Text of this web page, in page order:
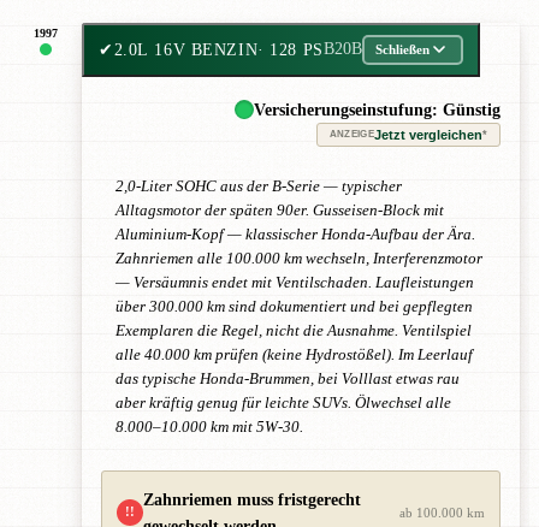
1997
✔ 2.0L 16V BENZIN· 128 PSB20B Schließen
Versicherungseinstufung: Günstig
ANZEIGEJetzt vergleichen*
2,0-Liter SOHC aus der B-Serie — typischer
Alltagsmotor der späten 90er. Gusseisen-Block mit
Aluminium-Kopf — klassischer Honda-Aufbau der Ära.
Zahnriemen alle 100.000 km wechseln, Interferenzmotor
— Versäumnis endet mit Ventilschaden. Laufleistungen
über 300.000 km sind dokumentiert und bei gepflegten
Exemplaren die Regel, nicht die Ausnahme. Ventilspiel
alle 40.000 km prüfen (keine Hydrostößel). Im Leerlauf
das typische Honda-Brummen, bei Volllast etwas rau
aber kräftig genug für leichte SUVs. Ölwechsel alle
8.000–10.000 km mit 5W-30.
!!
Zahnriemen muss fristgerecht
ab 100.000 km